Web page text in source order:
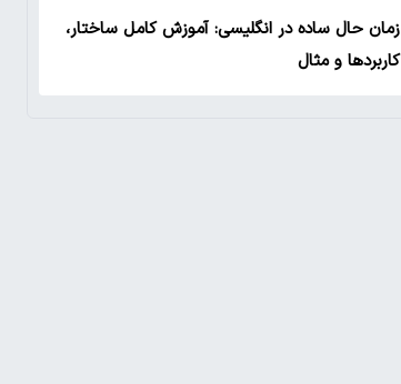
زمان حال ساده در انگلیسی: آموزش کامل ساختار،
کاربردها و مثال